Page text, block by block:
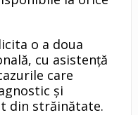
o a doua
cu asistență
care
și
din străinătate.